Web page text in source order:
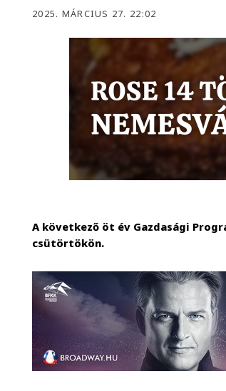
2025. MÁRCIUS 27. 22:02
A következő öt év Gazdasági
csütörtökön.